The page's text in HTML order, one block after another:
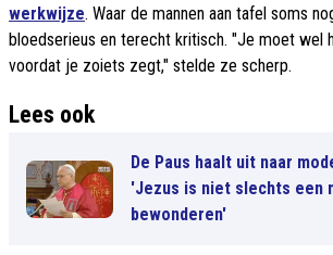
werkwijze. Waar de mannen aan tafel soms
bloedserieus en terecht kritisch. "Je moet wel
voordat je zoiets zegt," stelde ze scherp.
Lees ook
De Paus haalt uit naar
'Jezus is niet slechts een
bewonderen'